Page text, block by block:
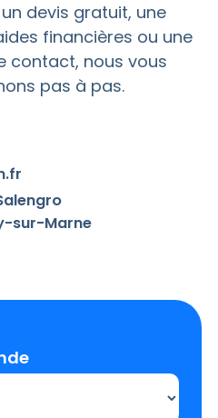
devis gratuit, une
financières ou une
contact, nous vous
pas à pas.
sur-Marne